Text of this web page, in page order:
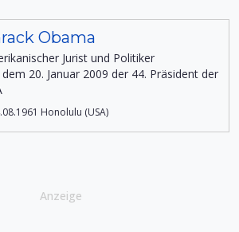
Obama
Jurist und Politiker
20. Januar 2009 der 44. Präsident der
Honolulu (USA)
Anzeige